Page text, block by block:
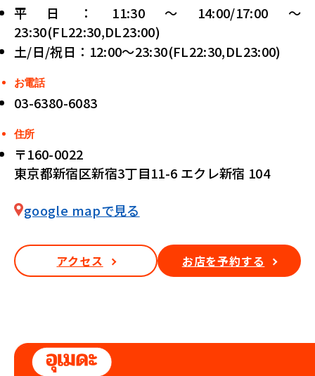
平日：11:30〜14:00/17:00〜
23:30(FL22:30,DL23:00)
土/日/祝日：12:00〜23:30(FL22:30,DL23:00)
お電話
03-6380-6083
住所
〒160-0022
東京都新宿区新宿3丁目11-6 エクレ新宿 104
google mapで見る
アクセス お店を予約する